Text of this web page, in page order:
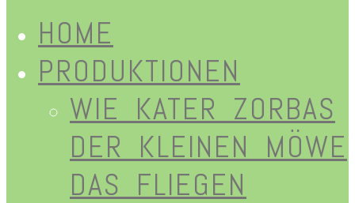
herz-
eigen.de
HOME
PRODUKTIONEN
WIE KATER ZORBAS
DER KLEINEN MÖWE
DAS FLIEGEN